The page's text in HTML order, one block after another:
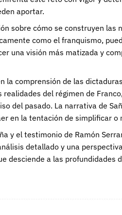
aportar.
sobre cómo se construyen
como el franquismo,
una visión más matizada y
la comprensión de las
del régimen de
del pasado. La narrativa de
en la tentación de simplificar
y el testimonio de Ramón
detallado y una
desciende a las